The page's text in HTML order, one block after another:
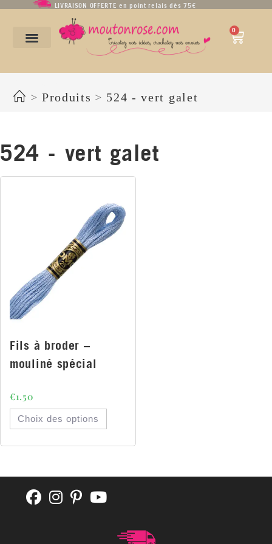
LIVRAISON OFFERTE en point relais dès 75€
0
> Produits > 524 - vert galet
524 - vert galet
Fils à broder –
mouliné spécial
€1.50
Choix des options